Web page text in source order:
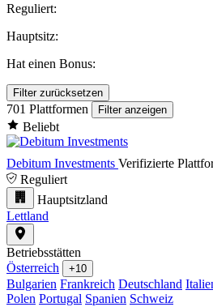
Reguliert:
Hauptsitz:
Hat einen Bonus:
Filter zurücksetzen
701 Plattformen Filter anzeigen
Beliebt
Debitum Investments Verifizierte
Reguliert
Hauptsitzland
Lettland
Betriebsstätten
Österreich
+10
Bulgarien Frankreich Deutschland
Polen Portugal Spanien Schweiz